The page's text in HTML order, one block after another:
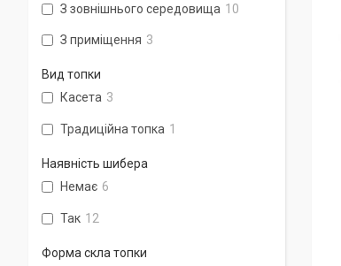
З зовнішнього середовища 10
З приміщення 3
Вид топки
Касета 3
Традиційна топка 1
Наявність шибера
Немає 6
Так 12
Форма скла топки